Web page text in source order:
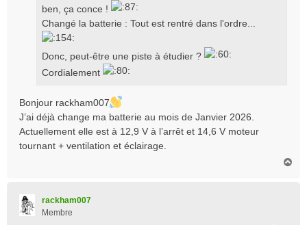
ben, ça conce !
Changé la batterie : Tout est rentré dans l'ordre...
Donc, peut-être une piste à étudier ?
Cordialement
Bonjour rackham007
J’ai déjà change ma batterie au mois de Janvier 2026.
Actuellement elle est à 12,9 V à l’arrêt et 14,6 V moteur
tournant + ventilation et éclairage.
rackham007
Membre